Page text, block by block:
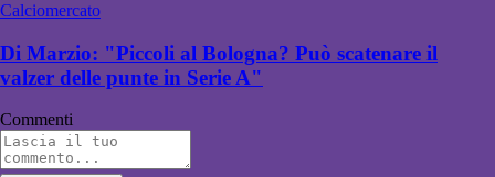
Calciomercato
Di Marzio: "Piccoli al Bologna? Può scatenare il
valzer delle punte in Serie A"
Commenti